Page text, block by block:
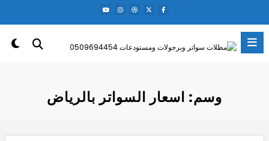
المحتوى
وسم: اسعار السواتر بالرياض